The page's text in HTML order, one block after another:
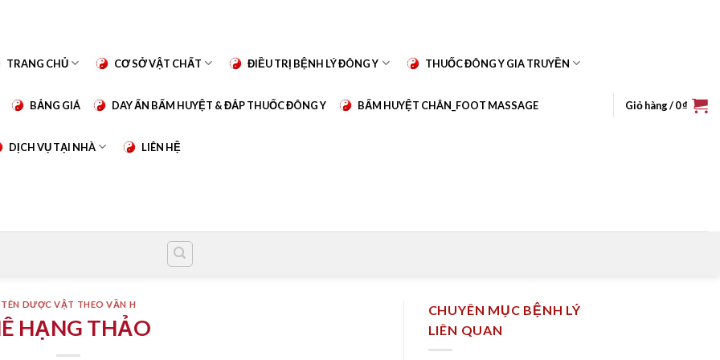
TRANG CHỦ CƠ SỞ VẬT CHẤT ĐIỀU TRỊ BỆNH LÝ ĐÔNG Y THUỐC ĐÔNG Y GIA TRUYỀN
BẢNG GIÁ DAY ẤN BẤM HUYỆT & ĐẮP THUỐC ĐÔNG Y BẤM HUYỆT CHÂN_FOOT MASSAGE
DỊCH VỤ TẠI NHÀ LIÊN HỆ
Giỏ hàng /0₫
TÊN DƯỢC VẬT THEO VẦN H
HẠNG THẢO
CHUYÊN MỤC BỆNH LÝ
LIÊN QUAN